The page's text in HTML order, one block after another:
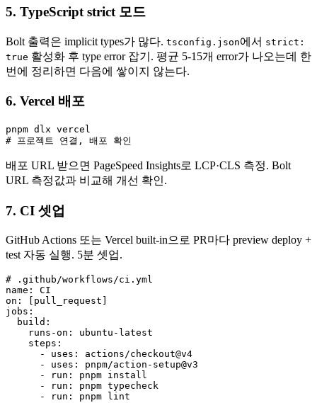
5. TypeScript strict 모드
Bolt 출력은 implicit types가 많다. tsconfig.json에서 strict:
true 활성화 후 type error 잡기. 평균 5-15개 error가 나오는데 한
번에 정리하면 다음에 쌓이지 않는다.
6. Vercel 배포
pnpm dlx vercel
배포 URL 받으면 PageSpeed Insights로 LCP·CLS 측정. Bolt
URL 측정값과 비교해 개선 확인.
7. CI 셋업
GitHub Actions 또는 Vercel built-in으로 PR마다 preview deploy +
test 자동 실행. 5분 셋업.
# .github/workflows/ci.yml
name: CI
on: [pull_request]
jobs:
  build:
    runs-on: ubuntu-latest
    steps:
      - uses: actions/checkout@v4
      - uses: pnpm/action-setup@v3
      - run: pnpm install
      - run: pnpm typecheck
      - run: pnpm lint